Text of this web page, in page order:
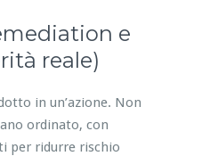
e
reale)
in un’azione. Non
ordinato, con
per ridurre rischio